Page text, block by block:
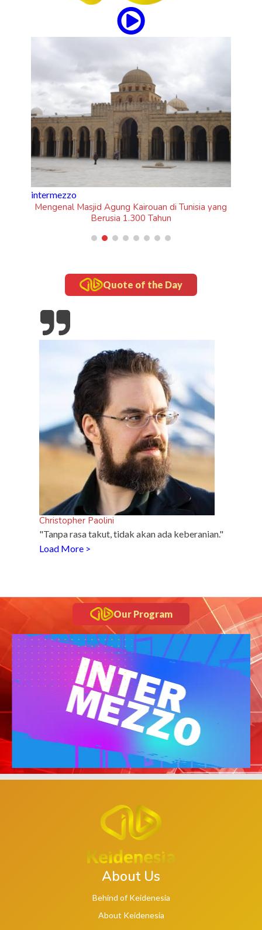
updates
“Om Telolet Om” Go Internasional Lewat Single
Quote of the Day
Christopher Paolini
"Tanpa rasa takut, tidak akan ada keberanian."
Load More >
Our Program
About Us
Behind of Keidenesia
About Keidenesia